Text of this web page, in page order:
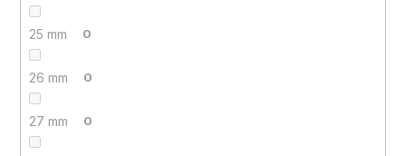
25 mm 0
26 mm 0
27 mm 0